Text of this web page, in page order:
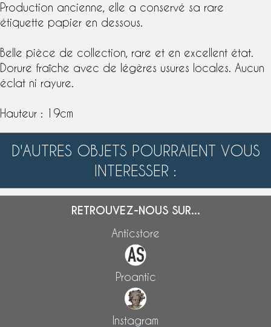
Production ancienne, elle a conservé sa rare
étiquette papier en dessous.
Belle pièce de collection, rare et en excellent état.
Dorure fraîche avec de légères usures locales. Aucun
éclat ni rayure.
Hauteur : 19cm
D'AUTRES OBJETS POURRAIENT VOUS
INTERESSER :
RETROUVEZ-NOUS SUR...
Anticstore
Proantic
Instagram